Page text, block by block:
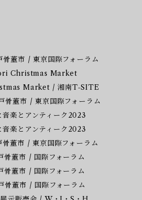
董市 / 東京国際フォーラム
Christmas Market
Market / 湘南T-SITE
骨董市 / 東京国際フォーラム
楽とアンティーク2023
楽とアンティーク2023
董市 / 東京国際フォーラム
骨董市 / 国際フォーラム
骨董市 / 国際フォーラム
骨董市 / 国際フォーラム